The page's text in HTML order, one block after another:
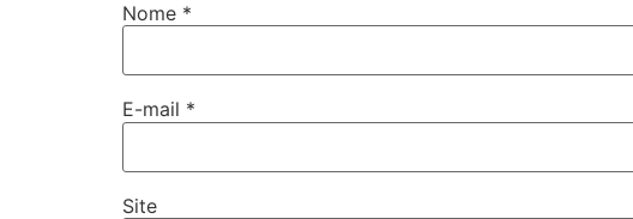
Nome *
E-mail *
Site